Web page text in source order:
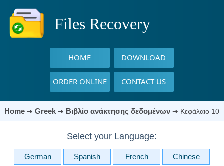
Files Recovery
HOME DOWNLOAD
ORDER ONLINE CONTACT US
Home➔ Greek ➔ Βιβλίο ανάκτησης δεδομένων➔ Κεφάλαιο 10
Select your Language:
German Spanish French Chinese